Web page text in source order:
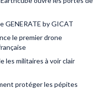
GENERATE by GICAT
le premier drone
les militaires à voir clair
protéger les pépites